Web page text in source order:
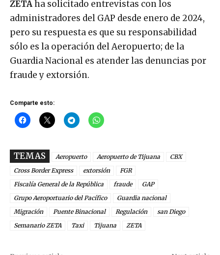
ZETAha solicitado entrevistas con los
administradores del GAP desde enero de 2024,
pero su respuesta es que su responsabilidad
sólo es la operación del Aeropuerto; de la
Guardia Nacional es atender las denuncias por
fraude y extorsión.
Comparte esto:
TEMAS Aeropuerto Aeropuerto de Tijuana
CBX
Cross Border Express
extorsión
FGR
Fiscalía General de la República
fraude
GAP
Grupo Aeroportuario del Pacífico
Guardia nacional
Migración
Puente Binacional Regulación
san Diego
Semanario ZETA
Taxi Tijuana ZETA